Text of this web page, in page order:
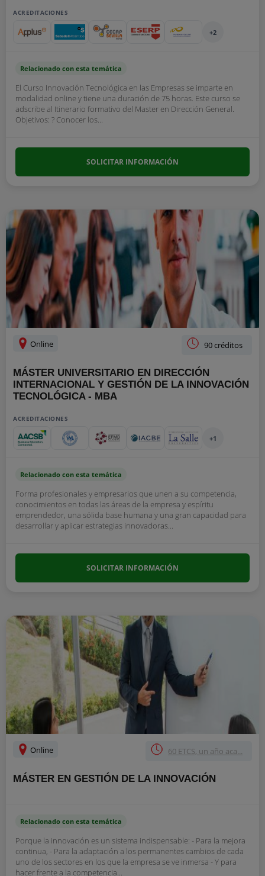
ACREDITACIONES
+2
Relacionado con esta temática
El Curso Innovación Tecnológica en las Empresas se imparte en
modalidad online y tiene una duración de 75 horas. Este curso se
adscribe al Itinerario formativo del Master en Dirección General.
Objetivos: ? Conocer los...
SOLICITAR INFORMACIÓN
Online 90 créditos
MÁSTER UNIVERSITARIO EN DIRECCIÓN
INTERNACIONAL Y GESTIÓN DE LA INNOVACIÓN
TECNOLÓGICA - MBA
ACREDITACIONES
+1
Relacionado con esta temática
Forma profesionales y empresarios que unen a su competencia,
conocimientos en todas las áreas de la empresa y espíritu
emprendedor, una sólida base humana y una gran capacidad para
desarrollar y aplicar estrategias innovadoras...
SOLICITAR INFORMACIÓN
Online 60 ETCS, un año aca...
MÁSTER EN GESTIÓN DE LA INNOVACIÓN
Relacionado con esta temática
Porque la innovación es un sistema indispensable: - Para la mejora
continua, - Para la adaptación a los permanentes cambios de cada
uno de los sectores en los que la empresa se ve inmersa - Y para
hacer frente a la competencia...